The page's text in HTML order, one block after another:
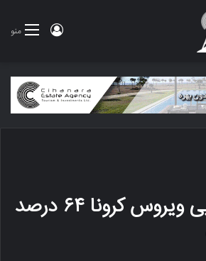
منو ورود
گونه بریتانیایی ویروس کرونا ۶۴ درصد